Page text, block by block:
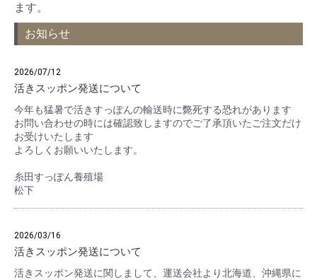
ます。
お知らせ
2026/07/12
活きスッポン発送について
今年も猛暑で活きすっぽんの輸送時に斃死する恐れがあります
お問い合わせの時には確認致しますのでご了承頂いたご注文だけ
お受けいたします
よろしくお願いいたします。
糸田すっぽん養殖場
松下
2026/03/16
活きスッポン発送について
活きスッポン発送に関しまして、運送会社より北海道、沖縄県に